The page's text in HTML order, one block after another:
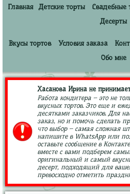
Главная Детские торты Свадебные
Десерты
Вкусы тортов Условия заказа
Обо мне
Хасанова Ирина не
Работа кондитера – это не
вкусных тортов. Это еще и
десятками заказчиков. Для
заказ, но и помочь сделать
что выбор – самая сложная
напишите в WhatsApp или
оставьте сообщение в
вместе с вами подберем
оригинальный и самый
десерт, подходящий для
превосходно отметить